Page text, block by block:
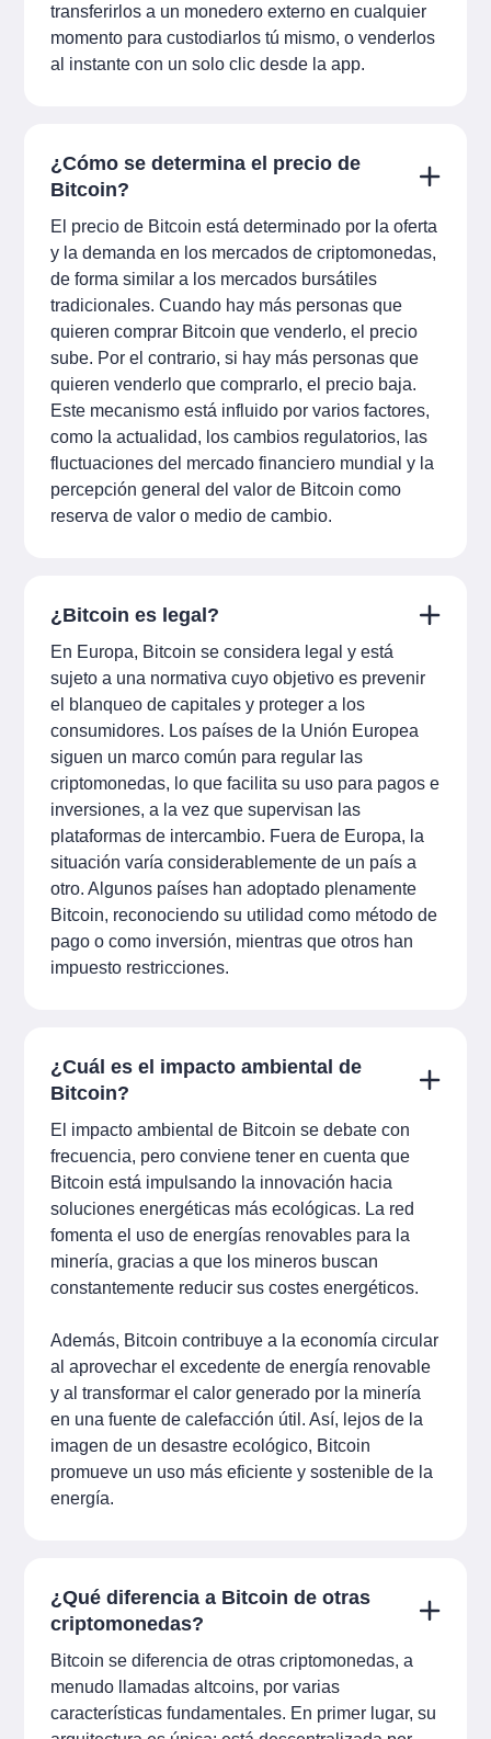
transferirlos a un monedero externo en cualquier
momento para custodiarlos tú mismo, o venderlos
al instante con un solo clic desde la app.
¿Cómo se determina el precio de
Bitcoin?
El precio de Bitcoin está determinado por la oferta
y la demanda en los mercados de criptomonedas,
de forma similar a los mercados bursátiles
tradicionales. Cuando hay más personas que
quieren comprar Bitcoin que venderlo, el precio
sube. Por el contrario, si hay más personas que
quieren venderlo que comprarlo, el precio baja.
Este mecanismo está influido por varios factores,
como la actualidad, los cambios regulatorios, las
fluctuaciones del mercado financiero mundial y la
percepción general del valor de Bitcoin como
reserva de valor o medio de cambio.
¿Bitcoin es legal?
En Europa, Bitcoin se considera legal y está
sujeto a una normativa cuyo objetivo es prevenir
el blanqueo de capitales y proteger a los
consumidores. Los países de la Unión Europea
siguen un marco común para regular las
criptomonedas, lo que facilita su uso para pagos e
inversiones, a la vez que supervisan las
plataformas de intercambio. Fuera de Europa, la
situación varía considerablemente de un país a
otro. Algunos países han adoptado plenamente
Bitcoin, reconociendo su utilidad como método de
pago o como inversión, mientras que otros han
impuesto restricciones.
¿Cuál es el impacto ambiental de
Bitcoin?
El impacto ambiental de Bitcoin se debate con
frecuencia, pero conviene tener en cuenta que
Bitcoin está impulsando la innovación hacia
soluciones energéticas más ecológicas. La red
fomenta el uso de energías renovables para la
minería, gracias a que los mineros buscan
constantemente reducir sus costes energéticos.
Además, Bitcoin contribuye a la economía circular
al aprovechar el excedente de energía renovable
y al transformar el calor generado por la minería
en una fuente de calefacción útil. Así, lejos de la
imagen de un desastre ecológico, Bitcoin
promueve un uso más eficiente y sostenible de la
energía.
¿Qué diferencia a Bitcoin de otras
criptomonedas?
Bitcoin se diferencia de otras criptomonedas, a
menudo llamadas altcoins, por varias
características fundamentales. En primer lugar, su